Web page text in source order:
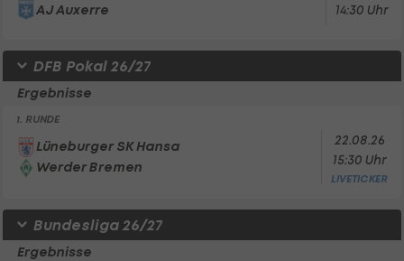
AJ Auxerre
14:30 Uhr
DFB Pokal 26/27
Ergebnisse
1. RUNDE
Lüneburger SK Hansa
Werder Bremen
22.08.26
15:30 Uhr
LIVETICKER
Bundesliga 26/27
Ergebnisse